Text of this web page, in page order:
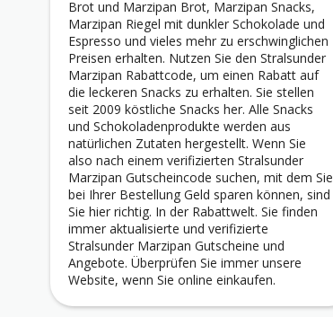
Brot und Marzipan Brot, Marzipan Snacks,
Marzipan Riegel mit dunkler Schokolade und
Espresso und vieles mehr zu erschwinglichen
Preisen erhalten. Nutzen Sie den Stralsunder
Marzipan Rabattcode, um einen Rabatt auf
die leckeren Snacks zu erhalten. Sie stellen
seit 2009 köstliche Snacks her. Alle Snacks
und Schokoladenprodukte werden aus
natürlichen Zutaten hergestellt. Wenn Sie
also nach einem verifizierten Stralsunder
Marzipan Gutscheincode suchen, mit dem Sie
bei Ihrer Bestellung Geld sparen können, sind
Sie hier richtig. In der Rabattwelt. Sie finden
immer aktualisierte und verifizierte
Stralsunder Marzipan Gutscheine und
Angebote. Überprüfen Sie immer unsere
Website, wenn Sie online einkaufen.